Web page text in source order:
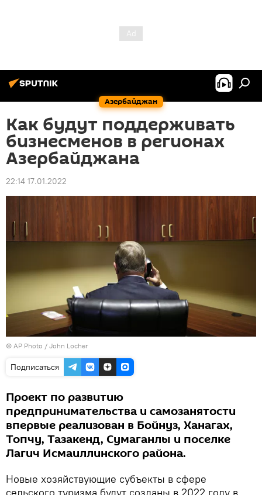
Азербайджан
Как будут поддерживать
бизнесменов в регионах
Азербайджана
22:14 17.01.2022
© AP Photo / John Locher
Подписаться
Проект по развитию
предпринимательства и самозанятости
впервые реализован в Бойнуз, Ханагах,
Топчу, Тазакенд, Сумаганлы и поселке
Лагич Исмаиллинского района.
Новые хозяйствующие субъекты в сфере
сельского туризма будут созданы в 2022 году в